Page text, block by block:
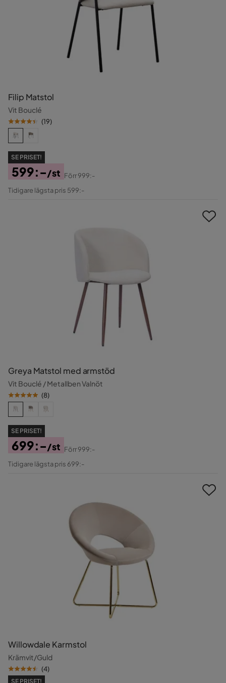
Filip Matstol
Vit Bouclé
(19)
SE PRISET!
Pris
599:-/st
Original
Förr999:-
Tidigare lägsta pris 599:-
Greya Matstol med armstöd
Vit Bouclé / Metallben Valnöt
(8)
SE PRISET!
Pris
699:-/st
Original
Förr999:-
Tidigare lägsta pris 699:-
Willowdale Karmstol
Krämvit/Guld
(4)
SE PRISET!